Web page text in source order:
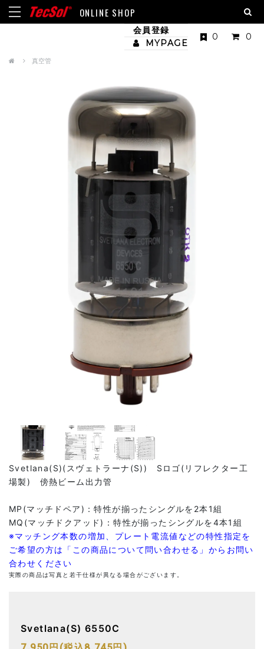
ONLINE SHOP
会員登録
MYPAGE
0 0
真空管
Svetlana(S)(スヴェトラーナ(S)) Sロゴ(リフレクター工
場製) 傍熱ビーム出力管
MP(マッチドペア)：特性が揃ったシングルを2本1組
MQ(マッチドクアッド)：特性が揃ったシングルを4本1組
※マッチング本数の増加、プレート電流値などの特性指定を
ご希望の方は「この商品について問い合わせる」からお問い
合わせください
実際の商品は写真と若干仕様が異なる場合がございます。
Svetlana(S) 6550C